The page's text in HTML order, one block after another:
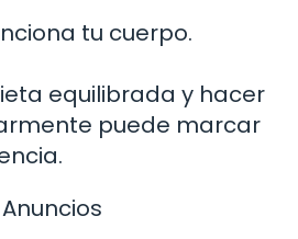
tu cuerpo.
equilibrada y hacer
puede marcar
Anuncios